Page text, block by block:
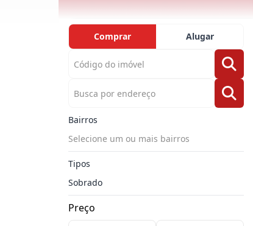
Comprar Alugar
Bairros
Selecione um ou mais bairros
Tipos
Sobrado
Preço